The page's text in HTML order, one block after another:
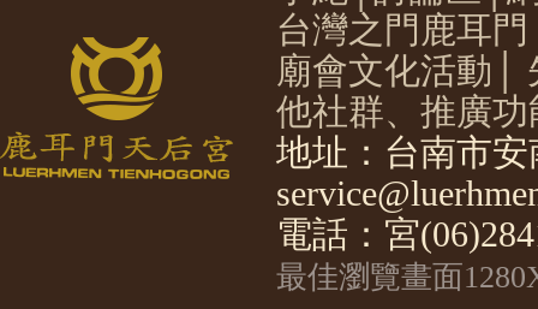
台灣之門鹿耳門
廟會文化活動
他社群、推廣功
地址：台南市
電話：宮
最佳瀏覽畫面